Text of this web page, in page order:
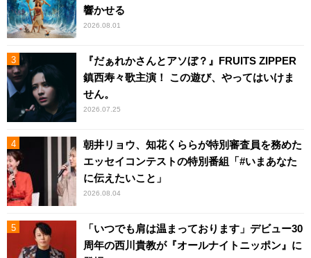
響かせる
2026.08.01
『だぁれかさんとアソぼ？』FRUITS ZIPPER
鎮西寿々歌主演！ この遊び、やってはいけま
せん。
2026.07.25
朝井リョウ、知花くららが特別審査員を務めた
エッセイコンテストの特別番組「#いまあなた
に伝えたいこと」
2026.08.04
「いつでも肩は温まっております」デビュー30
周年の西川貴教が『オールナイトニッポン』に